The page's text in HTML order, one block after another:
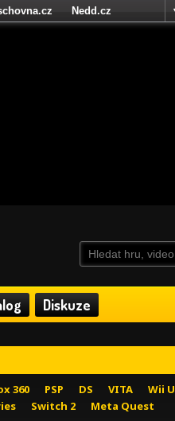
Diskuze
360 PSP DS VITA Wii U
Switch 2 Meta Quest
Nedd.cz